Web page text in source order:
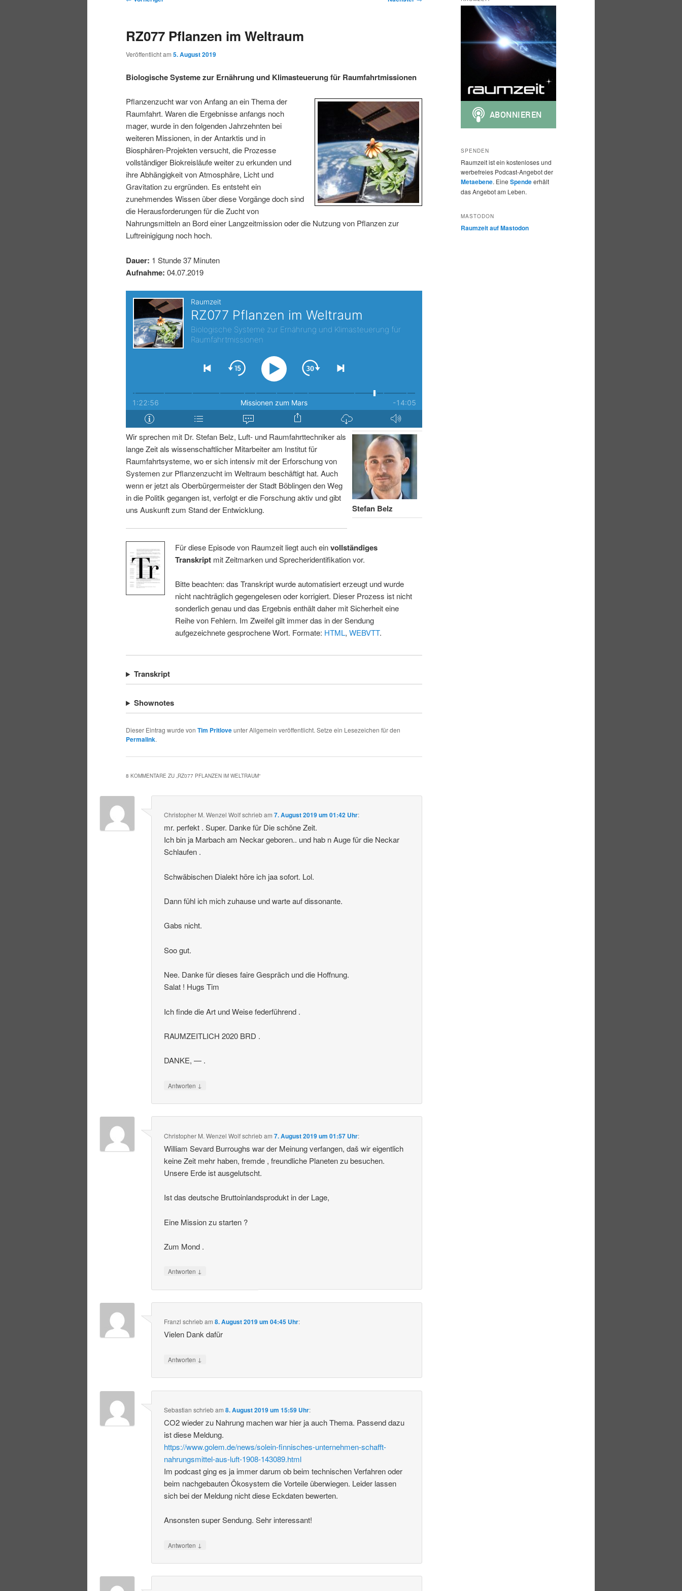
p
m
ä
r
e
n
I
n
h
a
l
s
r
i
n
g
e
n
s
u
n
d
ä
r
e
n
I
n
h
l
s
p
r
i
n
g
e
t
a
s
a
v
i
g
a
t
i
o
n
RZ077 Pflanzen im Weltraum
Veröffentlicht am 5. August 2019
Biologische Systeme zur Ernährung und Klimasteuerung für Raumfahrtmissionen
Pflanzenzucht war von Anfang an ein Thema der
Raumfahrt. Waren die Ergebnisse anfangs noch
mager, wurde in den folgenden Jahrzehnten bei
weiteren Missionen, in der Antarktis und in
Biosphären-Projekten versucht, die Prozesse
vollständiger Biokreisläufe weiter zu erkunden und
ihre Abhängigkeit von Atmosphäre, Licht und
Gravitation zu ergründen. Es entsteht ein
zunehmendes Wissen über diese Vorgänge doch sind
die Herausforderungen für die Zucht von
Nahrungsmitteln an Bord einer Langzeitmission oder die Nutzung von Pflanzen zur
Luftreinigigung noch hoch.
Dauer: 1 Stunde 37 Minuten
Aufnahme: 04.07.2019
Stefan Belz
Wir sprechen mit Dr. Stefan Belz, Luft- und Raumfahrttechniker als
lange Zeit als wissenschaftlicher Mitarbeiter am Institut für
Raumfahrtsysteme, wo er sich intensiv mit der Erforschung von
Systemen zur Pflanzenzucht im Weltraum beschäftigt hat. Auch
wenn er jetzt als Oberbürgermeister der Stadt Böblingen den Weg
in die Politik gegangen ist, verfolgt er die Forschung aktiv und gibt
uns Auskunft zum Stand der Entwicklung.
Für diese Episode von Raumzeit liegt auch einvollständiges
Transkriptmit Zeitmarken und Sprecheridentifikation vor.
Bitte beachten: das Transkript wurde automatisiert erzeugt und wurde
nicht nachträglich gegengelesen oder korrigiert. Dieser Prozess ist nicht
sonderlich genau und das Ergebnis enthält daher mit Sicherheit eine
Reihe von Fehlern. Im Zweifel gilt immer das in der Sendung
aufgezeichnete gesprochene Wort. Formate: HTML, WEBVTT.
Transkript
Shownotes
Dieser Eintrag wurde von Tim Pritloveunter Allgemein veröffentlicht. Setze ein Lesezeichen für den
Permalink.
8 KOMMENTARE ZU „RZ077 PFLANZEN IM WELTRAUM“
Christopher M. Wenzel Wolfschriebam7. August 2019 um 01:42 Uhr:
mr. perfekt . Super. Danke für Die schöne Zeit.
Ich bin ja Marbach am Neckar geboren.. und hab n Auge für die Neckar
Schlaufen .
Schwäbischen Dialekt höre ich jaa sofort. Lol.
Dann fühl ich mich zuhause und warte auf dissonante.
Gabs nicht.
Soo gut.
Nee. Danke für dieses faire Gespräch und die Hoffnung.
Salat ! Hugs Tim
Ich finde die Art und Weise federführend .
RAUMZEITLICH 2020 BRD .
DANKE, — .
Antworten ↓
Christopher M. Wenzel Wolfschriebam7. August 2019 um 01:57 Uhr:
William Sevard Burroughs war der Meinung verfangen, daš wir eigentlich
keine Zeit mehr haben, fremde , freundliche Planeten zu besuchen.
Unsere Erde ist ausgelutscht.
Ist das deutsche Bruttoinlandsprodukt in der Lage,
Eine Mission zu starten ?
Zum Mond .
Antworten ↓
Franzl schriebam8. August 2019 um 04:45 Uhr:
Vielen Dank dafür
Antworten ↓
Sebastian schriebam8. August 2019 um 15:59 Uhr:
CO2 wieder zu Nahrung machen war hier ja auch Thema. Passend dazu
ist diese Meldung.
https://www.golem.de/news/solein-finnisches-unternehmen-schafft-
nahrungsmittel-aus-luft-1908-143089.html
Im podcast ging es ja immer darum ob beim technischen Verfahren oder
beim nachgebauten Ökosystem die Vorteile überwiegen. Leider lassen
sich bei der Meldung nicht diese Eckdaten bewerten.
Ansonsten super Sendung. Sehr interessant!
Antworten ↓
SPENDEN
Raumzeit ist ein kostenloses und
werbefreies Podcast-Angebot der
Metaebene. Eine Spendeerhält
das Angebot am Leben.
MASTODON
Raumzeit auf Mastodon